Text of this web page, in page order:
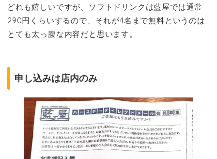
どれも嬉しいですが、ソフトドリンクは藍屋では通常
290円くらいするので、それが4名まで無料というのは
とても太っ腹な内容だと思います。
申し込みは店内のみ